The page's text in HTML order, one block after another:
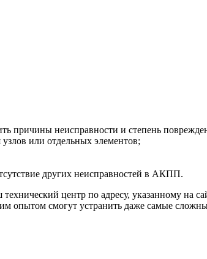
причины неисправности и степень
или отдельных элементов;
других неисправностей в АКПП.
центр по адресу, указанному на
опытом смогут устранить даже самые